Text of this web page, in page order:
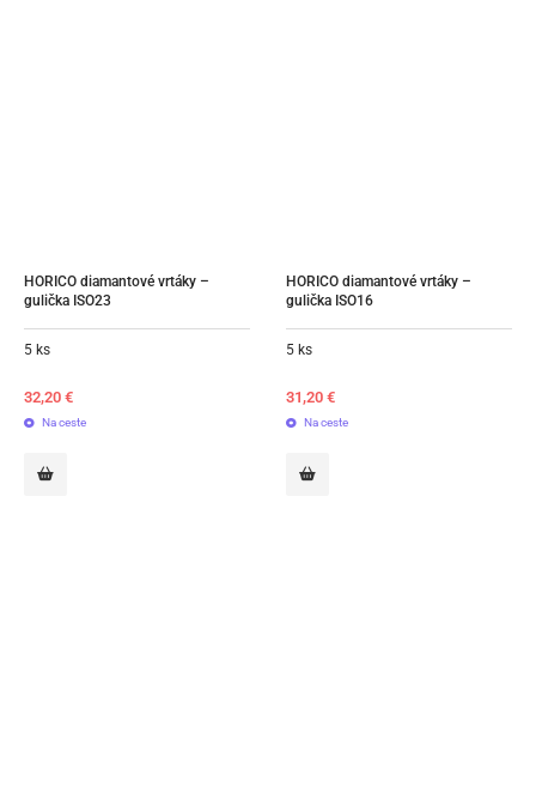
HORICO diamantové vrtáky –
gulička ISO23
5 ks
32,20 €
Na ceste
HORICO diamantové vrtáky –
gulička ISO16
5 ks
31,20 €
Na ceste